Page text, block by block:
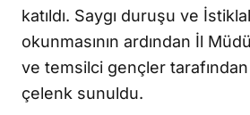
katıldı. Saygı duruşu ve İstiklal
okunmasının ardından İl
ve temsilci gençler tarafından
çelenk sunuldu.